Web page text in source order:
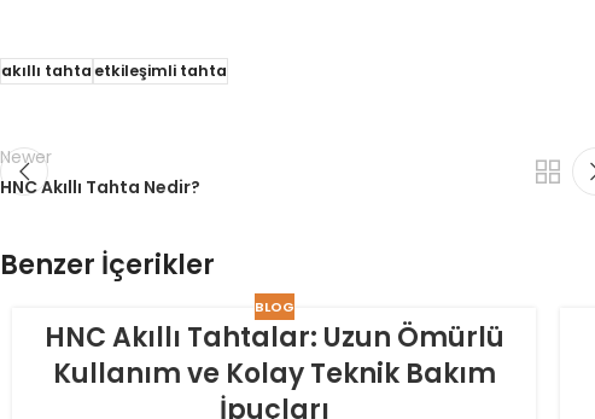
akıllı tahtaetkileşimli tahta
Newer
HNC Akıllı Tahta Nedir?
Benzer İçerikler
BLOG
HNC Akıllı Tahtalar: Uzun Ömürlü
Kullanım ve Kolay Teknik Bakım
İpuçları